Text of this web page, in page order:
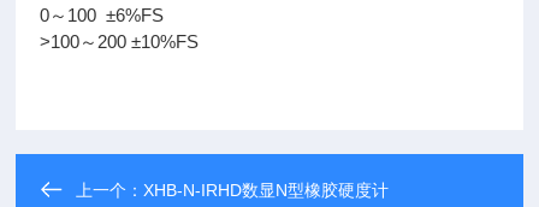
0～100 ±6%FS
>100～200 ±10%FS
上一个：XHB-N-IRHD数显N型橡胶硬度计